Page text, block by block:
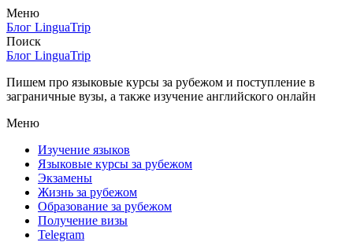
Меню
Блог LinguaTrip
Поиск
Блог LinguaTrip
Пишем про языковые курсы за рубежом и поступление в
заграничные вузы, а также изучение английского онлайн
Меню
Изучение языков
Языковые курсы за рубежом
Экзамены
Жизнь за рубежом
Образование за рубежом
Получение визы
Telegram